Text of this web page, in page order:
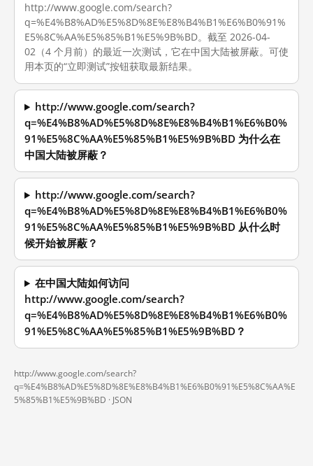
http://www.google.com/search?
q=%E4%B8%AD%E5%8D%8E%E8%B4%B1%E6%B0%91%
E5%8C%AA%E5%85%B1%E5%9B%BD。截至 2026-04-
02（4 个月前）的最近一次测试，它在中国大陆被屏蔽。可使
用本页的“立即测试”按钮获取最新结果。
http://www.google.com/search?
q=%E4%B8%AD%E5%8D%8E%E8%B4%B1%E6%B0%
91%E5%8C%AA%E5%85%B1%E5%9B%BD 为什么在
中国大陆被屏蔽？
http://www.google.com/search?
q=%E4%B8%AD%E5%8D%8E%E8%B4%B1%E6%B0%
91%E5%8C%AA%E5%85%B1%E5%9B%BD 从什么时
候开始被屏蔽？
在中国大陆如何访问
http://www.google.com/search?
q=%E4%B8%AD%E5%8D%8E%E8%B4%B1%E6%B0%
91%E5%8C%AA%E5%85%B1%E5%9B%BD？
http://www.google.com/search?
q=%E4%B8%AD%E5%8D%8E%E8%B4%B1%E6%B0%91%E5%8C%AA%E
5%85%B1%E5%9B%BD · JSON